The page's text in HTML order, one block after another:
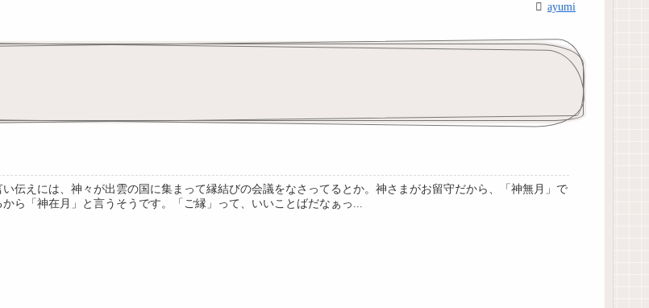
ayumi
伝えには、神々が出雲の国に集まって縁結びの会議をなさってるとか。神さまがお留守だから、「神無月」で
ら「神在月」と言うそうです。「ご縁」って、いいことばだなぁっ...